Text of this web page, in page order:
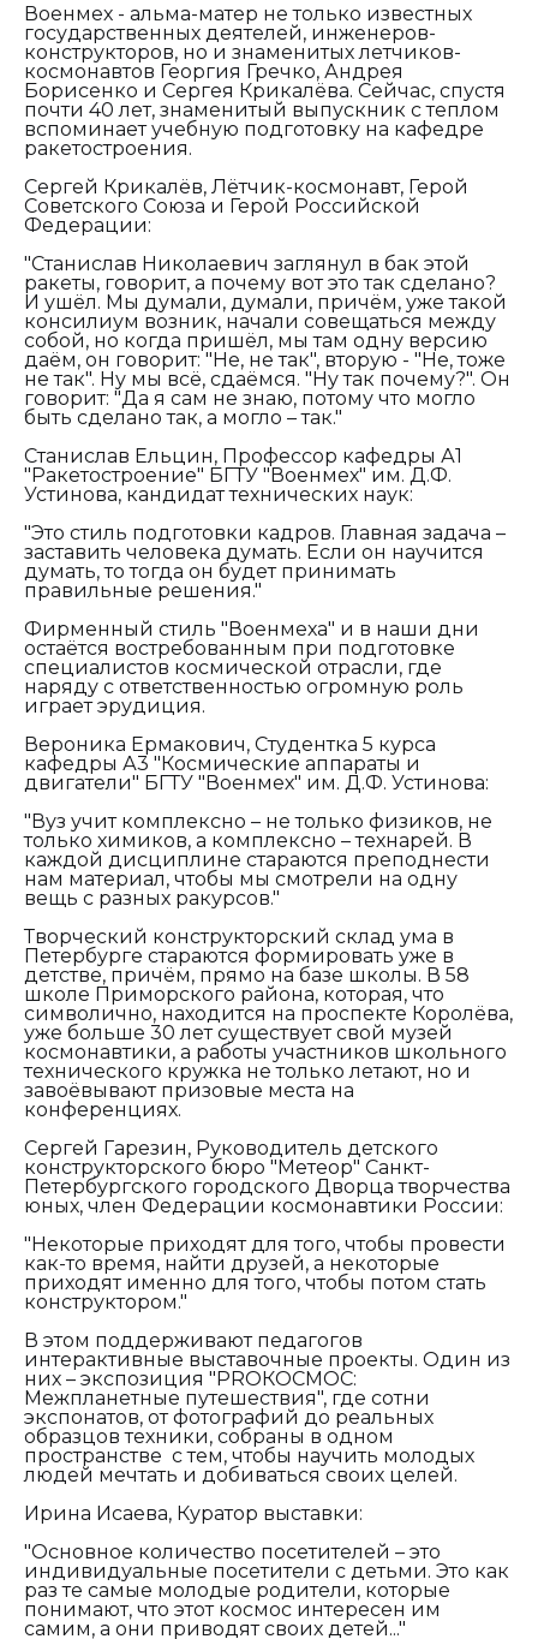
Военмех - альма-матер не только известных
государственных деятелей, инженеров-
конструкторов, но и знаменитых летчиков-
космонавтов Георгия Гречко, Андрея
Борисенко и Сергея Крикалёва. Сейчас, спустя
почти 40 лет, знаменитый выпускник с теплом
вспоминает учебную подготовку на кафедре
ракетостроения.
Сергей Крикалёв, Лётчик-космонавт, Герой
Советского Союза и Герой Российской
Федерации:
"Станислав Николаевич заглянул в бак этой
ракеты, говорит, а почему вот это так сделано?
И ушёл. Мы думали, думали, причём, уже такой
консилиум возник, начали совещаться между
собой, но когда пришёл, мы там одну версию
даём, он говорит: "Не, не так", вторую - "Не, тоже
не так". Ну мы всё, сдаёмся. "Ну так почему?". Он
говорит: "Да я сам не знаю, потому что могло
быть сделано так, а могло – так."
Станислав Ельцин, Профессор кафедры А1
"Ракетостроение" БГТУ "Военмех" им. Д.Ф.
Устинова, кандидат технических наук:
"Это стиль подготовки кадров. Главная задача –
заставить человека думать. Если он научится
думать, то тогда он будет принимать
правильные решения."
Фирменный стиль "Военмеха" и в наши дни
остаётся востребованным при подготовке
специалистов космической отрасли, где
наряду с ответственностью огромную роль
играет эрудиция.
Вероника Ермакович, Студентка 5 курса
кафедры А3 "Космические аппараты и
двигатели" БГТУ "Военмех" им. Д.Ф. Устинова:
"Вуз учит комплексно – не только физиков, не
только химиков, а комплексно – технарей. В
каждой дисциплине стараются преподнести
нам материал, чтобы мы смотрели на одну
вещь с разных ракурсов."
Творческий конструкторский склад ума в
Петербурге стараются формировать уже в
детстве, причём, прямо на базе школы. В 58
школе Приморского района, которая, что
символично, находится на проспекте Королёва,
уже больше 30 лет существует свой музей
космонавтики, а работы участников школьного
технического кружка не только летают, но и
завоёвывают призовые места на
конференциях.
Сергей Гарезин, Руководитель детского
конструкторского бюро "Метеор" Санкт-
Петербургского городского Дворца творчества
юных, член Федерации космонавтики России:
"Некоторые приходят для того, чтобы провести
как-то время, найти друзей, а некоторые
приходят именно для того, чтобы потом стать
конструктором."
В этом поддерживают педагогов
интерактивные выставочные проекты. Один из
них – экспозиция "PROКОСМОС:
Межпланетные путешествия", где сотни
экспонатов, от фотографий до реальных
образцов техники, собраны в одном
пространстве с тем, чтобы научить молодых
людей мечтать и добиваться своих целей.
Ирина Исаева, Куратор выставки:
"Основное количество посетителей – это
индивидуальные посетители с детьми. Это как
раз те самые молодые родители, которые
понимают, что этот космос интересен им
самим, а они приводят своих детей..."